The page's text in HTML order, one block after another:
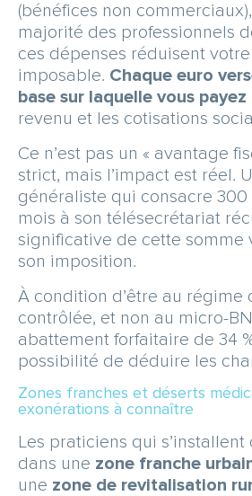
(bénéfices non
majorité des professionnels
ces dépenses réduisent
imposable. Chaque euro
base sur laquelle vous payez
revenu et les cotisations
Ce n’est pas un « avantage
strict, mais l’impact est réel.
généraliste qui consacre
mois à son télésecrétariat
significative de cette somme
son imposition.
À condition d’être au régime
contrôlée, et non au micro-
abattement forfaitaire de 34
possibilité de déduire les
Zones franches et déserts
exonérations à connaître
Les praticiens qui s’installent
dans une zone franche
une zone de revitalisation